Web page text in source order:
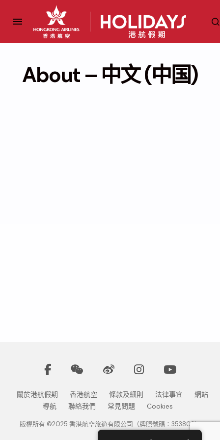
About – 中文 (中国)
關於港航假期 香港航空 條款及細則 法律事宜
網站
導航
聯絡我們 常見問題 Cookies
版權所有 ©2025 香港航空旅遊有限公司（牌照號碼：353802）